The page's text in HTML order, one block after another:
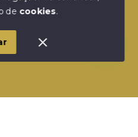
para te ajudar.
Imóveis - Todos os
de cookies.